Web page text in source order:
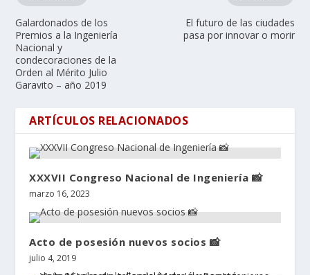
Galardonados de los
Premios a la Ingeniería
Nacional y
condecoraciones de la
Orden al Mérito Julio
Garavito – año 2019
El futuro de las ciudades
pasa por innovar o morir
ARTÍCULOS RELACIONADOS
XXXVII Congreso Nacional de Ingeniería 📸
marzo 16, 2023
Acto de posesión nuevos socios 📸
julio 4, 2019